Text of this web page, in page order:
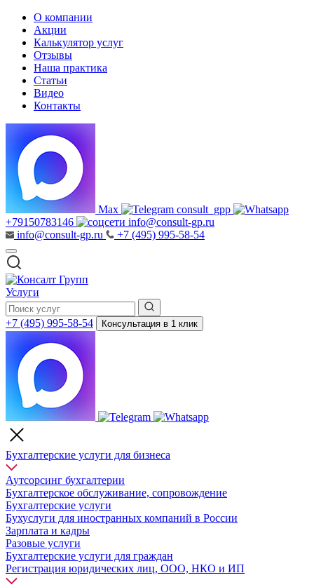
О компании
Акции
Калькулятор услуг
Отзывы
Наша практика
Статьи
Видео
Контакты
Max
consult_gpp
+79150783146
info@consult-gp.ru
info@consult-gp.ru
+7 (495) 995-58-54
Услуги
+7 (495) 995-58-54 Консультация в 1 клик
Бухгалтерские услуги для бизнеса
Аутсорсинг бухгалтерии
Бухгалтерское обслуживание, сопровождение
Бухгалтерские услуги
Бухуслуги для иностранных компаний в России
Зарплата и кадры
Разовые услуги
Бухгалтерские услуги для граждан
Регистрация юридических лиц, ООО, НКО и ИП